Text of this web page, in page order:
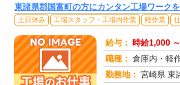
東諸県郡国富町の方にカンタン工場ワーク
土日休み 工場スタッフ・工場内作業 軽作業
給与： 時給1,000
職種： 倉庫内・軽
勤務地： 宮崎県 東